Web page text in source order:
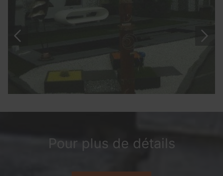
Pour plus de détails